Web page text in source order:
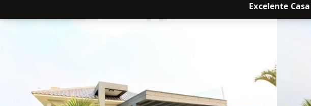
Excelente